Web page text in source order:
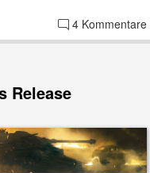
4 Kommentare
Release